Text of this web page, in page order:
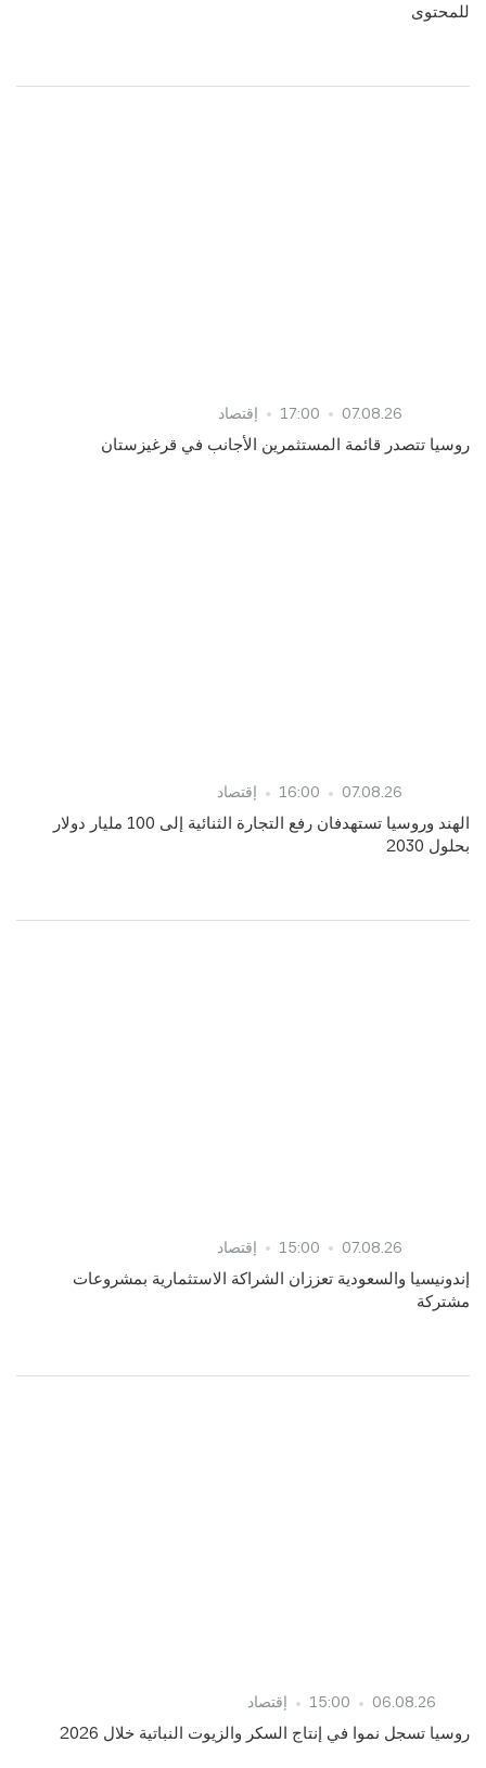
للمحتوى
07.08.26
17:00 إقتصاد
روسيا تتصدر قائمة المستثمرين الأجانب في قرغيزستان
07.08.26
16:00 إقتصاد
الهند وروسيا تستهدفان رفع التجارة الثنائية إلى 100 مليار دولار
بحلول 2030
07.08.26
15:00 إقتصاد
إندونيسيا والسعودية تعززان الشراكة الاستثمارية بمشروعات
مشتركة
06.08.26
15:00 إقتصاد
روسيا تسجل نموا في إنتاج السكر والزيوت النباتية خلال 2026